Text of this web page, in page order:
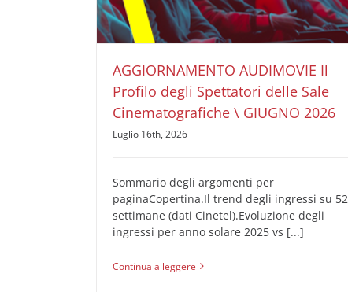
AUDIMOVIE Ricerche Pubblicità Cinema Il Profilo
degli Spettatori delle Sale Cinematografiche
AGGIORNAMENTO AUDIMOVIE Il
Profilo degli Spettatori delle Sale
Cinematografiche \ GIUGNO 2026
Luglio 16th, 2026
Sommario degli argomenti per
paginaCopertina.Il trend degli ingressi su 52
settimane (dati Cinetel).Evoluzione degli
ingressi per anno solare 2025 vs [...]
Continua a leggere